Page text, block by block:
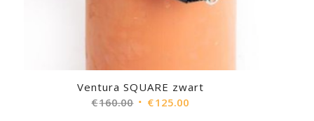
Ventura SQUARE zwart
€160.00 Oorspronkelijke
€125.00